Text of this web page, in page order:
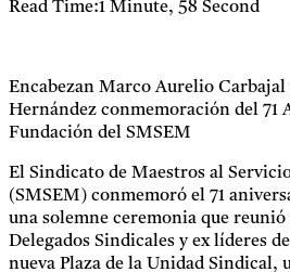
Read Time:1 Minute, 58 Second
Encabezan Marco Aurelio
Hernández conmemoración del 71
Fundación del SMSEM
El Sindicato de Maestros al
(SMSEM) conmemoró el 71
una solemne ceremonia que
Delegados Sindicales y ex líderes
nueva Plaza de la Unidad Sindical,